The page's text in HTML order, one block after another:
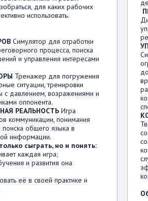
для каких рабочих
использовать.
Симулятор для отработки
процесса, поиска
и управления интересами
Тренажер для погружения
ситуации, тренировки
с давлением, возражениями и
оппонента.
РЕАЛЬНОСТЬ Игра
коммуникации, понимания
поиска общего языка в
информации.
сыграть, но и понять:
каждая игра;
и развития она
её в своей практике и